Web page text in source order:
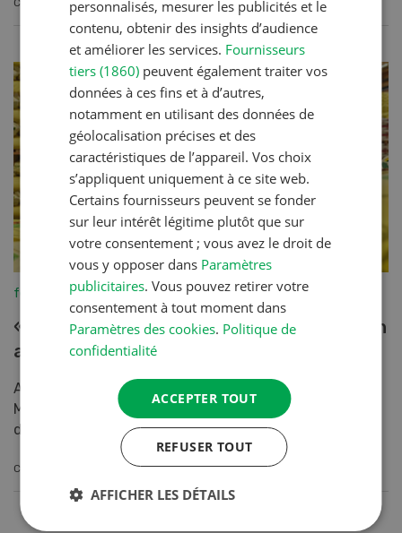
fenaco-LANDI
« La digitalisation gagne en importance en
agriculture »
Après 40 ans au service de l’agriculture suisse, Heinz
Mollet, chef de la division Agro chez fenaco, part
désormais à la retraite. Dans un entretien avec l...
CONTINUER À LIRE
personnalisés, mesurer les publicités et le
contenu, obtenir des insights d’audience
et améliorer les services. Fournisseurs
tiers (1860) peuvent également traiter vos
données à ces fins et à d’autres,
notamment en utilisant des données de
géolocalisation précises et des
caractéristiques de l’appareil. Vos choix
s’appliquent uniquement à ce site web.
Certains fournisseurs peuvent se fonder
sur leur intérêt légitime plutôt que sur
votre consentement ; vous avez le droit de
vous y opposer dans Paramètres
publicitaires. Vous pouvez retirer votre
consentement à tout moment dans
Paramètres des cookies. Politique de
confidentialité
ACCEPTER TOUT
REFUSER TOUT
AFFICHER LES DÉTAILS